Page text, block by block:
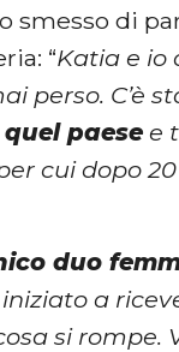
smesso di
“Katia e
perso. C’è
paese e
cui dopo
duo
a
si rompe.